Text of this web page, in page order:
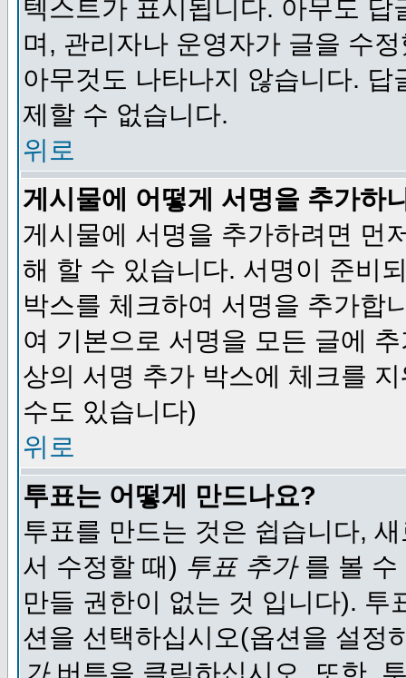
텍스트가 표시됩니다. 아무도
며, 관리자나 운영자가 글을 수
아무것도 나타나지 않습니다.
제할 수 없습니다.
위로
게시물에 어떻게 서명을 추가하
게시물에 서명을 추가하려면 먼
해 할 수 있습니다. 서명이 준비
박스를 체크하여 서명을 추가합
여 기본으로 서명을 모든 글에
상의 서명 추가 박스에 체크를
수도 있습니다)
위로
투표는 어떻게 만드나요?
투표를 만드는 것은 쉽습니다,
서 수정할 때) 투표 추가를 볼 수
만들 권한이 없는 것 입니다).
션을 선택하십시오(옵션을 설정